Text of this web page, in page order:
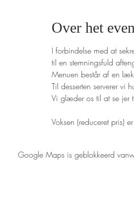
Over het
I forbindelse med at
til en stemningsfuld
Menuen består af en
Til desserten serverer vi
Vi glæder os til at se jer
Voksen (reduceret pris)
Google Maps is geblokkeerd